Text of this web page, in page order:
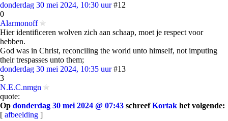
donderdag 30 mei 2024, 10:30 uur #12
0
Alarmonoff
Hier identificeren wolven zich aan schaap, moet je respect voor
hebben.
God was in Christ, reconciling the world unto himself, not imputing
their trespasses unto them;
donderdag 30 mei 2024, 10:35 uur #13
3
N.E.C.nmgn
quote:
Op donderdag 30 mei 2024 @ 07:43 schreefKortak het volgende:
[ afbeelding ]